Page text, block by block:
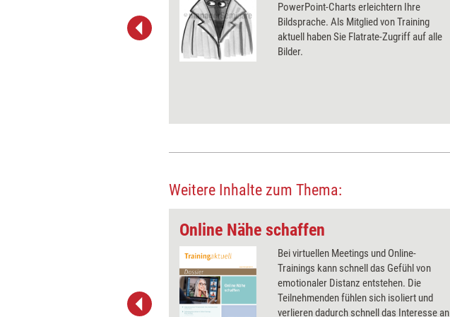
PowerPoint-Charts erleichtern Ihre
Bildsprache. Als Mitglied von Training
aktuell haben Sie Flatrate-Zugriff auf alle
Bilder.
Weitere Inhalte zum Thema:
den Kürzeren, wenn sie ihren
Online Nähe schaffen
Bei virtuellen Meetings und Online-
Trainings kann schnell das Gefühl von
emotionaler Distanz entstehen. Die
Teilnehmenden fühlen sich isoliert und
verlieren dadurch schnell das Interesse an